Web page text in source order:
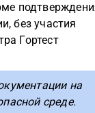
без участия
Гортест
на
среде.